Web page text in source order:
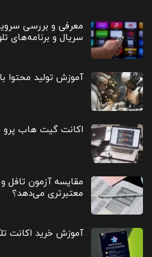
معرفی و بررسی
سریال و برنامه‌های
آموزش تولید
اکانت گیت هاب پرو
مقایسه آزمون تافل
معتبرتری می‌دهد؟
آموزش خرید اکانت